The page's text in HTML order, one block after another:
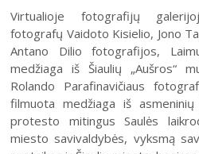
Radijo ir
Žaliūkių
Poeto Jovaro
Žaliūkių
Dviračių
Radijo ir
Virtualiosios
Parodų archyvas
Virtualios
(Ne)nutraukiama!“
1991 m. Sausio 13-osios
dokumentacija
Šiauliečių fotoreportažai
gynybos
Neramios 1991-ųjų
Virtualioje fotografijų
fotografų Vaidoto Kisielio, Jono
Antano Dilio fotografijos,
medžiaga iš Šiaulių „Aušros“
Rolando Parafinavičiaus
filmuota medžiaga iš
protesto mitingus Saulės
miesto savivaldybės, vyksmą